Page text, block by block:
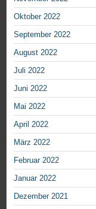
Oktober 2022
September 2022
August 2022
Juli 2022
Juni 2022
Mai 2022
April 2022
März 2022
Februar 2022
Januar 2022
Dezember 2021